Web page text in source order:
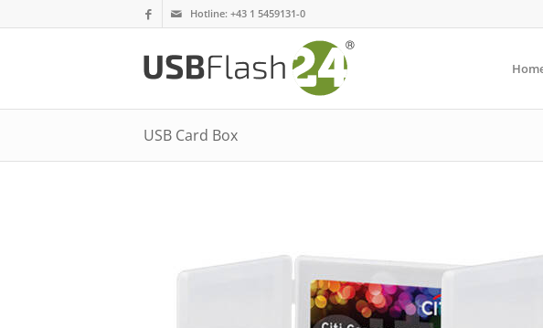
Hotline: +43 1 5459131-0
USB Card Box